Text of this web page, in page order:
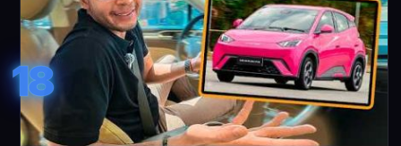
18